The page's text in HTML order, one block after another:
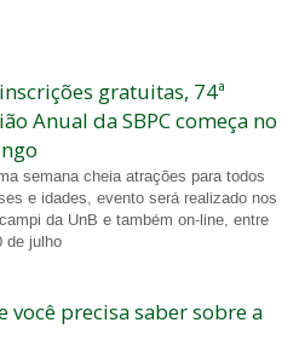
gratuitas, 74ª
Anual da SBPC começa no
semana cheia atrações para todos
e idades, evento será realizado nos
da UnB e também on-line, entre
de julho
você precisa saber sobre a